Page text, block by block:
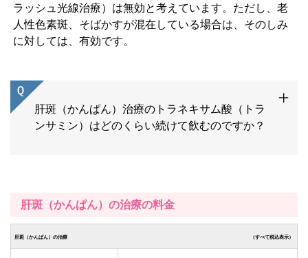
ラッシュ光線治療）は無効と考えています。ただし、老
人性色素斑、そばかすが混在している場合は、そのしみ
に対しては、有効です。
肝斑（かんぱん）治療のトラネキサム酸（トラ
ンサミン）はどのくらい続けて飲むのですか？
肝斑（かんぱん）の治療の料金
肝斑（かんぱん）の治療 （すべて税込表示）